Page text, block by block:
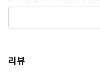
습니다. 이 책에 수록된 시나
판 기본 룰북』 만으로도 바
리뷰